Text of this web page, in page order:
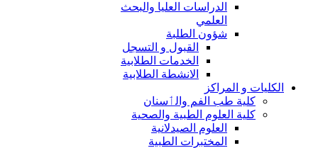
الدراسات العليا والبحث
العلمي
شؤون الطلبة
القبول و التسجل
الخدمات الطلابية
الانشطة الطلابية
الكليات و المراكز
كلية طب الفم والٲسنان
كلية العلوم الطبية والصحية
العلوم الصيدلانية
المختبرات الطبية